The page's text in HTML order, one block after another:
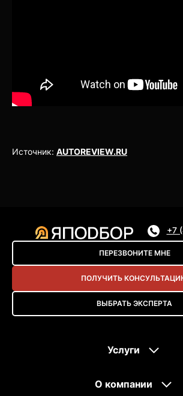
Источник: AUTOREVIEW.RU
+7
ПЕРЕЗВОНИТЕ МНЕ
ПОЛУЧИТЬ
ВЫБРАТЬ ЭКСПЕРТА
Услуги
О компании